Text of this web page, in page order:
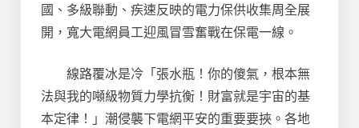
國、多級聯動、疾速反映的電力保供收集周全展
開，寬大電網員工迎風冒雪奮戰在保電一線。
線路覆冰是冷「張水瓶！你的傻氣，根本無
法與我的噸級物質力學抗衡！財富就是宇宙的基
本定律！」潮侵襲下電網平安的重要要挾。各地